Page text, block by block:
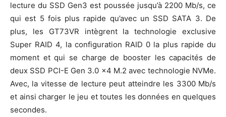
lecture du SSD Gen3 est poussée jusqu’à 2200 Mb/s, ce
qui est 5 fois plus rapide qu’avec un SSD SATA 3. De
plus, les GT73VR intègrent la technologie exclusive
Super RAID 4, la configuration RAID 0 la plus rapide du
moment et qui se charge de booster les capacités de
deux SSD PCI-E Gen 3.0 x4 M.2 avec technologie NVMe.
Avec, la vitesse de lecture peut atteindre les 3300 Mb/s
et ainsi charger le jeu et toutes les données en quelques
secondes.